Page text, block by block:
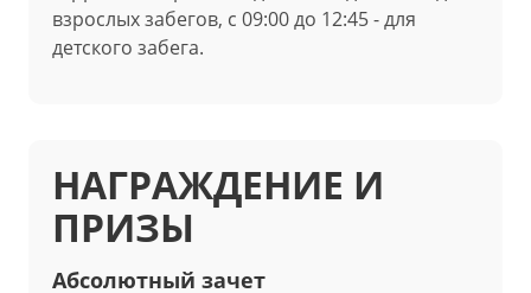
взрослых забегов, с 09:00 до 12:45 - для
детского забега.
НАГРАЖДЕНИЕ И
ПРИЗЫ
Абсолютный зачет